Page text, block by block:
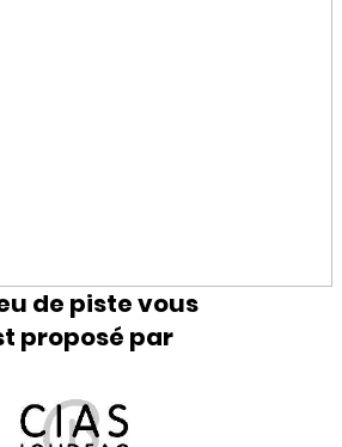
de piste vous
proposé par